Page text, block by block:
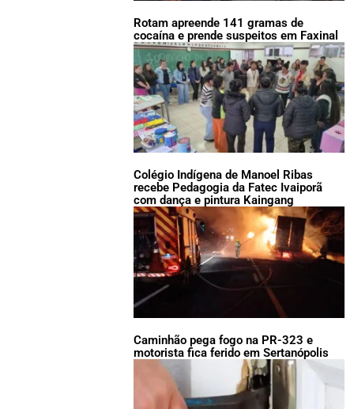
Rotam apreende 141 gramas de
cocaína e prende suspeitos em Faxinal
Colégio Indígena de Manoel Ribas
recebe Pedagogia da Fatec Ivaiporã
com dança e pintura Kaingang
Caminhão pega fogo na PR-323 e
motorista fica ferido em Sertanópolis